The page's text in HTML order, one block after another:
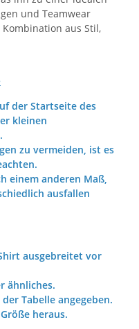
und Teamwear
aus Stil,
der Startseite des
kleinen
zu vermeiden, ist es
einem anderen Maß,
ausfallen
ausgebreitet vor
ähnliches.
Tabelle angegeben.
heraus.